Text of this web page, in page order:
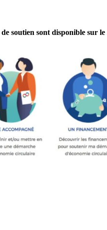
de soutien sont disponible sur